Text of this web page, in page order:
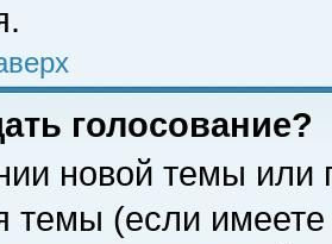
голосование?
новой темы или
темы (если